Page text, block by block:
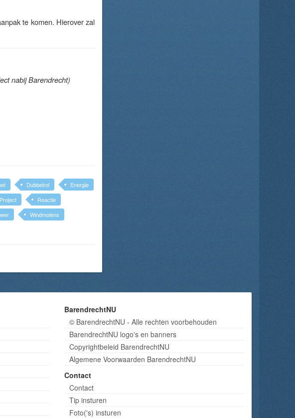
te komen. Hierover zal
nabij Barendrecht)
Dubbelrol
Energie
Project
Reactie
Windmolens
BarendrechtNU
© BarendrechtNU - Alle rechten voorbehouden
BarendrechtNU logo's en banners
Copyrightbeleid BarendrechtNU
Algemene Voorwaarden BarendrechtNU
Contact
Contact
Tip insturen
Foto('s) insturen